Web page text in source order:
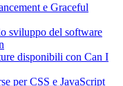
e Graceful
sviluppo del software
disponibili con Can I
per CSS e JavaScript